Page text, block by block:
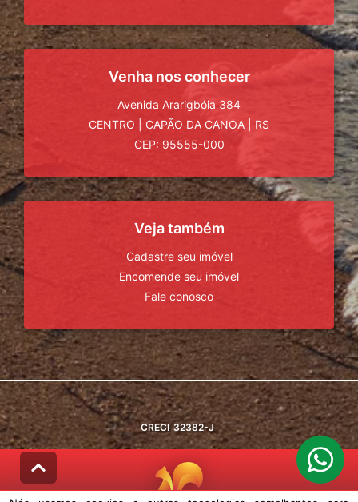
Venha nos conhecer
Avenida Ararigbóia 384
CENTRO
CAPÃO DA CANOA
RS
CEP: 95555-000
Veja também
Cadastre seu imóvel
Encomende seu imóvel
Fale conosco
CRECI 32382-J